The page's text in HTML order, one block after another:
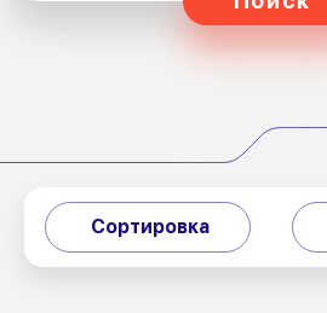
Сортировка